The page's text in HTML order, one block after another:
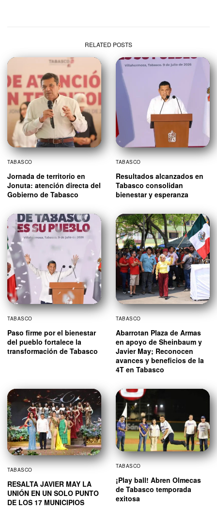
RELATED POSTS
TABASCO
Jornada de territorio en
Jonuta: atención directa del
Gobierno de Tabasco
TABASCO
Resultados alcanzados en
Tabasco consolidan
bienestar y esperanza
TABASCO
Paso firme por el bienestar
del pueblo fortalece la
transformación de Tabasco
TABASCO
Abarrotan Plaza de Armas
en apoyo de Sheinbaum y
Javier May; Reconocen
avances y beneficios de la
4T en Tabasco
TABASCO
RESALTA JAVIER MAY LA
UNIÓN EN UN SOLO PUNTO
DE LOS 17 MUNICIPIOS
TABASCO
¡Play ball! Abren Olmecas
de Tabasco temporada
exitosa